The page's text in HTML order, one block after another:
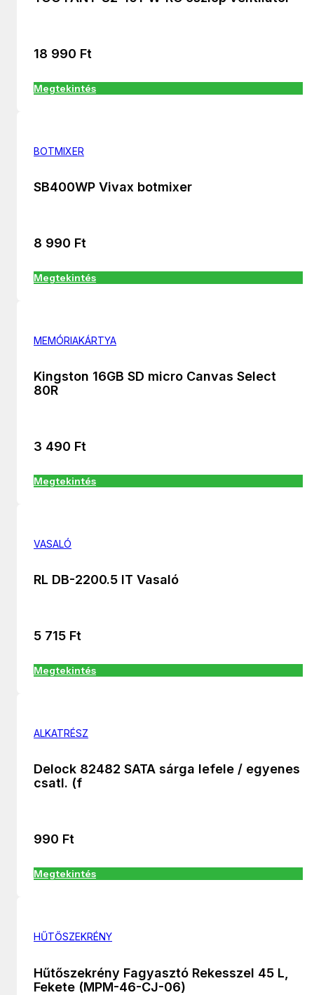
18 990 Ft
Megtekintés
BOTMIXER
SB400WP Vivax botmixer
8 990 Ft
Megtekintés
MEMÓRIAKÁRTYA
Kingston 16GB SD micro Canvas Select
80R
3 490 Ft
Megtekintés
VASALÓ
RL DB-2200.5 IT Vasaló
5 715 Ft
Megtekintés
ALKATRÉSZ
Delock 82482 SATA sárga lefele / egyenes
csatl. (f
990 Ft
Megtekintés
HŰTŐSZEKRÉNY
Hűtőszekrény Fagyasztó Rekesszel 45 L,
Fekete (MPM-46-CJ-06)